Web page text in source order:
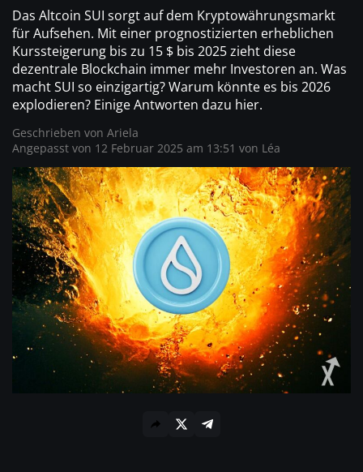
Wo kaufen ?
Casino
Das Altcoin SUI sorgt auf dem Kryptowährungsmarkt
für Aufsehen. Mit einer prognostizierten erheblichen
Kurssteigerung bis zu 15 $ bis 2025 zieht diese
dezentrale Blockchain immer mehr Investoren an. Was
macht SUI so einzigartig? ​​Warum könnte es bis 2026
explodieren? Einige Antworten dazu hier.
Geschrieben von Ariela
Angepasst von 12 Februar 2025 am 13:51 von Léa